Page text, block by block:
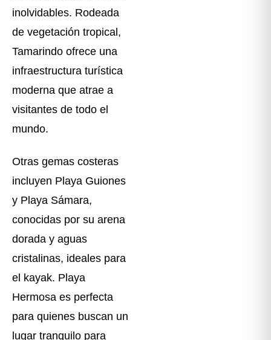
inolvidables. Rodeada
de vegetación tropical,
Tamarindo ofrece una
infraestructura turística
moderna que atrae a
visitantes de todo el
mundo.
Otras gemas costeras
incluyen Playa Guiones
y Playa Sámara,
conocidas por su arena
dorada y aguas
cristalinas, ideales para
el kayak. Playa
Hermosa es perfecta
para quienes buscan un
lugar tranquilo para